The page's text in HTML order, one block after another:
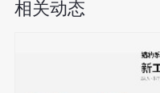
相关动态